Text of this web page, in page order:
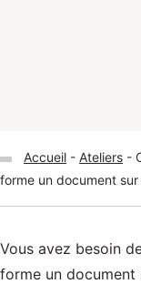
Accueil Ateliers
forme un document
Vous avez besoin
forme un document